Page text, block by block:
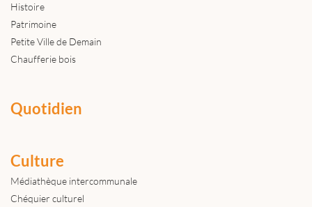
Histoire
Patrimoine
Petite Ville de Demain
Chaufferie bois
Quotidien
Culture
Médiathèque intercommunale
Chéquier culturel